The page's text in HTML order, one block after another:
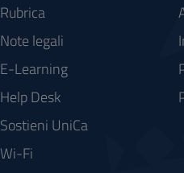
Rubrica
Note legali
E-Learning
Help Desk
Sostieni UniCa
Wi-Fi